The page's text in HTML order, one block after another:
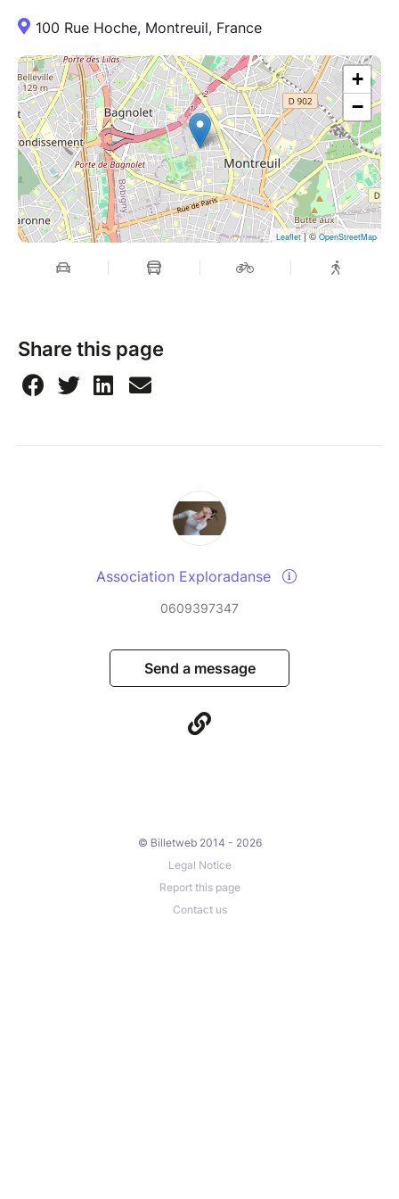
100 Rue Hoche, Montreuil, France
+
−
Leaflet| ©OpenStreetMap
Share this page
Association Exploradanse
0609397347
Send a message
© Billetweb 2014 - 2026
Legal Notice
Report this page
Contact us